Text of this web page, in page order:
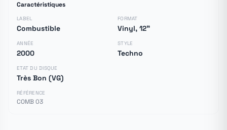
Caractéristiques
LABEL
Combustible
FORMAT
Vinyl, 12"
ANNÉE
2000
STYLE
Techno
ETAT DU DISQUE
Très Bon (VG)
RÉFÉRENCE
COMB 03